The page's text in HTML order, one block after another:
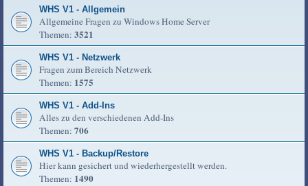
WHS V1 - Allgemein
Allgemeine Fragen zu Windows Home Server
Themen: 3521
WHS V1 - Netzwerk
Fragen zum Bereich Netzwerk
Themen: 1575
WHS V1 - Add-Ins
Alles zu den verschiedenen Add-Ins
Themen: 706
WHS V1 - Backup/Restore
Hier kann gesichert und wiederhergestellt werden.
Themen: 1490